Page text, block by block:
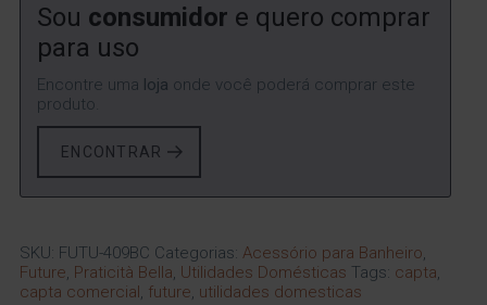
Sou consumidor e quero comprar
para uso
Encontre uma loja onde você poderá comprar este
produto.
ENCONTRAR
SKU: FUTU-409BC Categorias: Acessório para Banheiro
Future Praticità Bella Utilidades Domésticas Tags: capta
capta comercial future utilidades domesticas